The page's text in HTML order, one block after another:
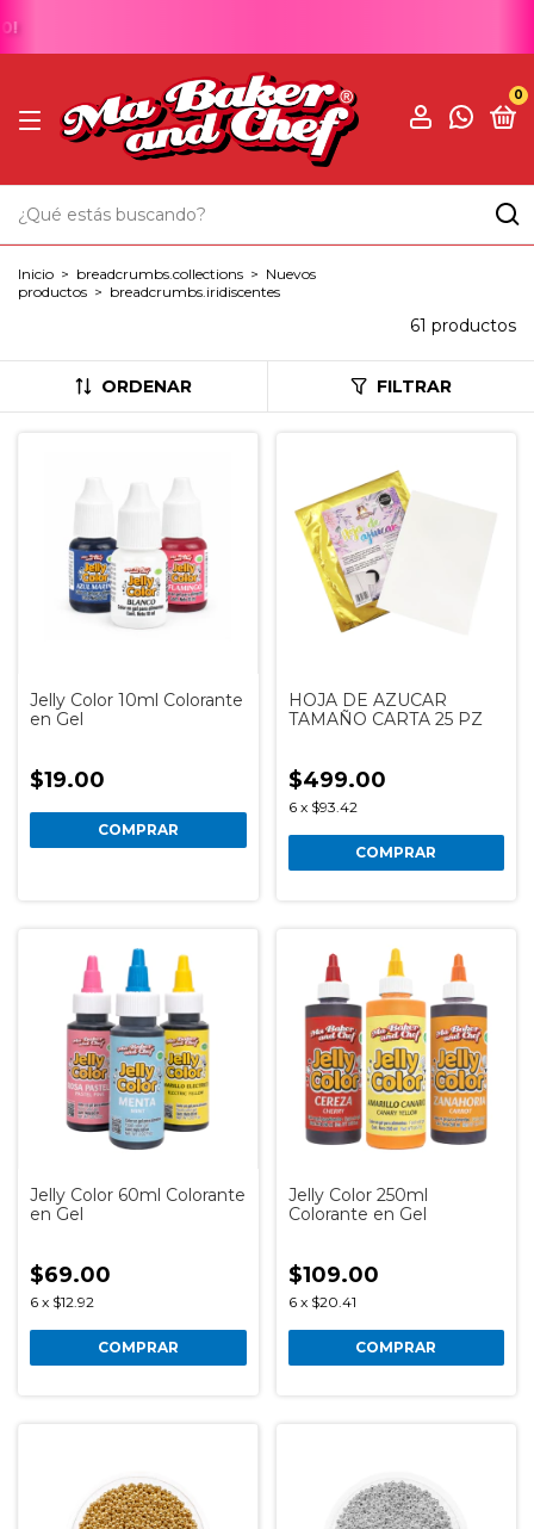
0
Inicio > breadcrumbs.collections > Nuevos
productos > breadcrumbs.iridiscentes
61 productos
ORDENAR FILTRAR
Jelly Color 10ml Colorante
en Gel
$19.00
COMPRAR
HOJA DE AZUCAR
TAMAÑO CARTA 25 PZ
$499.00
6 x $93.42
Jelly Color 60ml Colorante
en Gel
$69.00
6 x $12.92
COMPRAR
Jelly Color 250ml
Colorante en Gel
$109.00
6 x $20.41
COMPRAR